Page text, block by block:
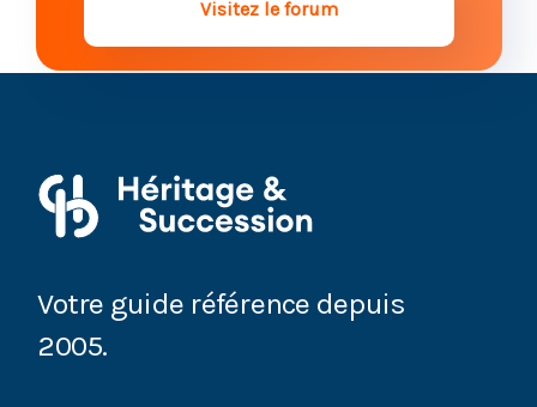
survivant ?
Succession et famille recomposée : comment ça
Héritiers réservataires : quels sont vos droits dans
la succession ?
Visitez le forum
Votre guide référence depuis
2005.